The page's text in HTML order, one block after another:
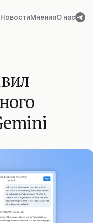
НовостиМненияО нас